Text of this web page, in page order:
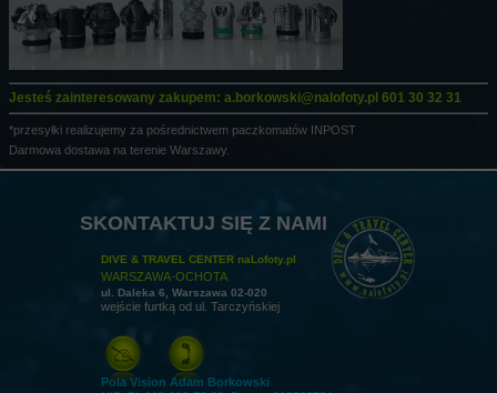
Jesteś zainteresowany zakupem: a.borkowski@nalofoty.pl 601 30 32 31
*przesyłki realizujemy za pośrednictwem paczkomatów INPOST
Darmowa dostawa na terenie Warszawy.
DIVE & TRAVEL CENTER naLofoty.pl
WARSZAWA-OCHOTA
ul. Daleka 6, Warszawa 02-020
wejście furtką od ul. Tarczyńskiej
Pola Vision Adam Borkowski
SKONTAKTUJ SIĘ Z NAMI